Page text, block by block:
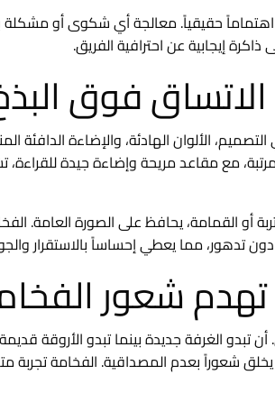
حقيقياً. معالجة أي شكوى أو مشكلة
إيجابية عن احترافية الفريق.
فوق
الألوان الهادئة، والإضاءة الدافئة
مع مقاعد مريحة وإضاءة جيدة
أو القمامة، يحافظ على الصورة العامة.
دون تدهور، مما يعطي إحساساً بالاستقرار
تهدم شعور
تبدو الغرفة جديدة بينما تبدو الأروقة
شعوراً بعدم المصداقية. الفخامة